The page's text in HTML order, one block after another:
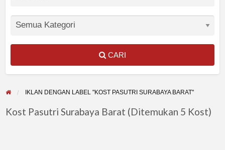
CARI
IKLAN DENGAN LABEL "KOST PASUTRI SURABAYA BARAT"
Kost Pasutri Surabaya Barat (Ditemukan 5 Kost)